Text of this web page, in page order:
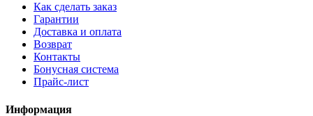
Как сделать заказ
Гарантии
Доставка и оплата
Возврат
Контакты
Бонусная система
Прайс-лист
Информация